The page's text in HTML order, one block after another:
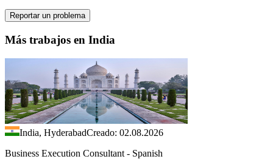
Reportar un problema
Más trabajos en India
India, HyderabadCreado: 02.08.2026
Business Execution Consultant - Spanish